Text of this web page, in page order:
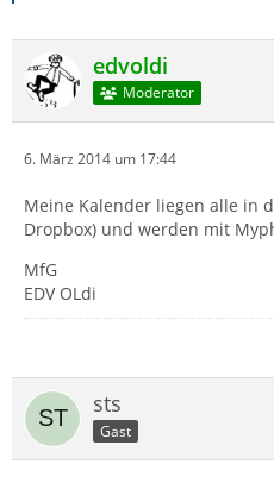
edvoldi
Moderator
6. März 2014 um 17:44
Meine Kalender liegen alle in
Dropbox) und werden mit
MfG
EDV OLdi
sts
Gast